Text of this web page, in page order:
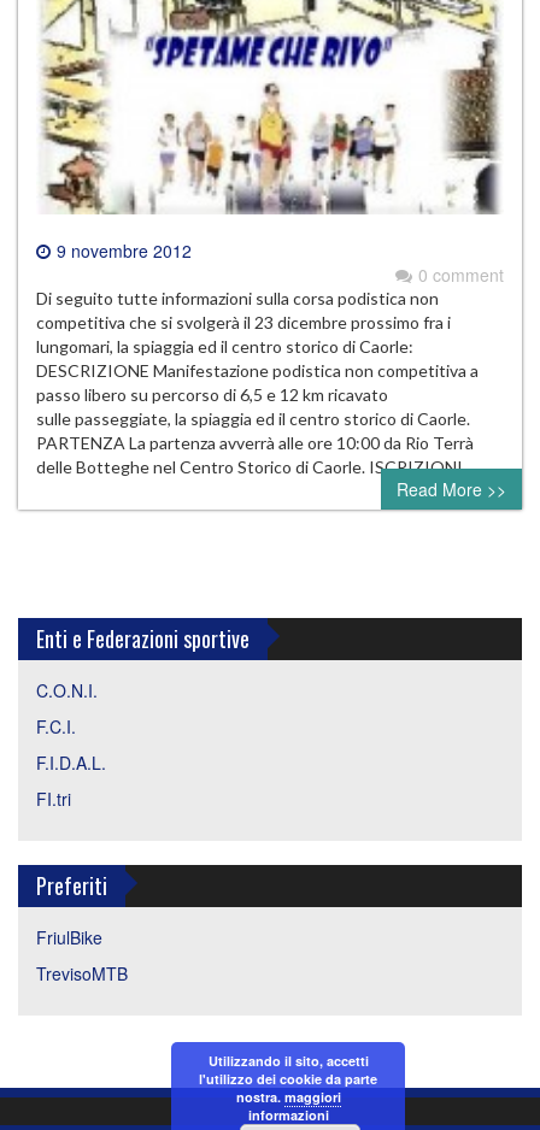
9 novembre 2012
0 comment
Di seguito tutte informazioni sulla corsa podistica non
competitiva che si svolgerà il 23 dicembre prossimo fra i
lungomari, la spiaggia ed il centro storico di Caorle:
DESCRIZIONE Manifestazione podistica non competitiva a
passo libero su percorso di 6,5 e 12 km ricavato
sulle passeggiate, la spiaggia ed il centro storico di Caorle.
PARTENZA La partenza avverrà alle ore 10:00 da Rio Terrà
delle Botteghe nel Centro Storico di Caorle. ISCRIZIONI…
Read More >>
Enti e Federazioni sportive
C.O.N.I.
F.C.I.
F.I.D.A.L.
FI.tri
Preferiti
FriulBike
TrevisoMTB
Utilizzando il sito, accetti
l'utilizzo dei cookie da parte
nostra. maggiori
informazioni